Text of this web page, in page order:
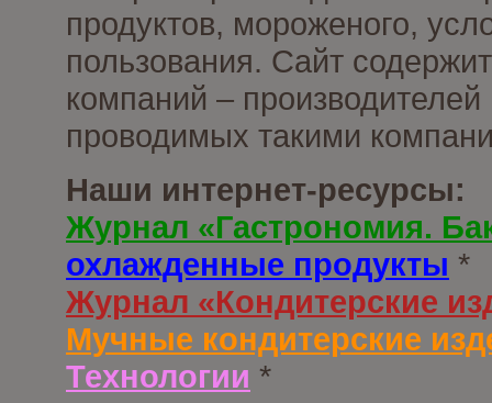
продуктов, мороженого,
пользования. Сайт
компаний –
проводимых такими
Наши интернет-ресурсы:
Журнал «Гастрономия.
охлажденные продукты *
Журнал «Кондитерские
Мучные кондитерские
Технологии *